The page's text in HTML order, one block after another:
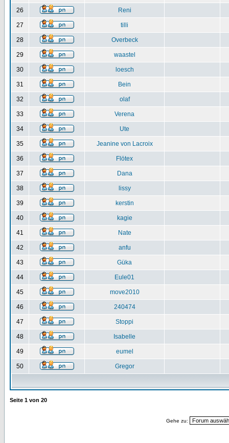
26 Reni
27 tilli
28 Overbeck
29 waastel
30 loesch
31 Bein
32 olaf
33 Verena
34 Ute
35 Jeanine von Lacroix
36 Flötex
37 Dana
38 lissy
39 kerstin
40 kagie
41 Nate
42 anfu
43 Güka
44 Eule01
45 move2010
46 240474
47 Stoppi
48 Isabelle
49 eumel
50 Gregor
Seite 1 von 20
Gehe zu: